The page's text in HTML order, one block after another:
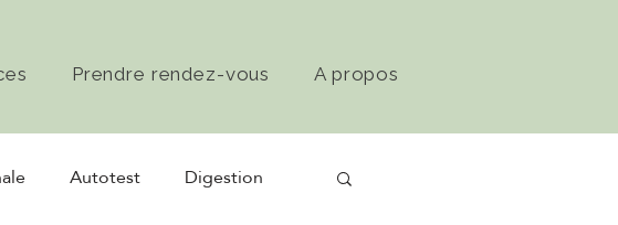
Prendre rendez-vous A propos
Autotest Digestion